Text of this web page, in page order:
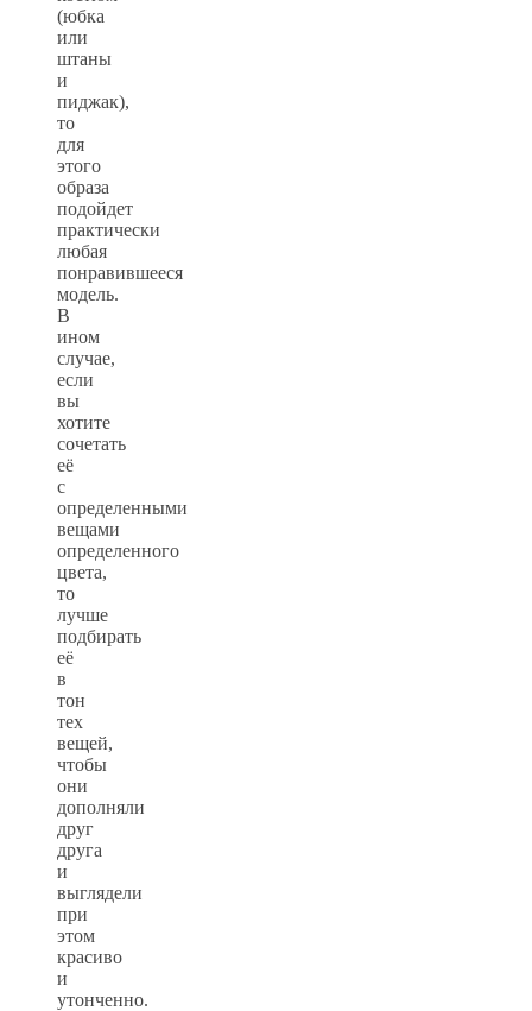
(юбка
или
штаны
и
пиджак),
то
для
этого
образа
подойдет
практически
любая
понравившееся
модель.
В
ином
случае,
если
вы
хотите
сочетать
её
с
определенными
вещами
определенного
цвета,
то
лучше
подбирать
её
в
тон
тех
вещей,
чтобы
они
дополняли
друг
друга
и
выглядели
при
этом
красиво
и
утонченно.